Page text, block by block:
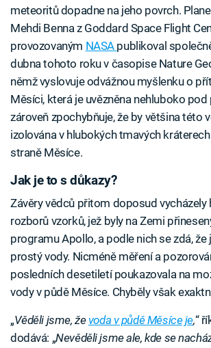
meteoritů dopadne na jeho povrch.
Mehdi Benna z Goddard Space Flight
provozovaným NASA publikoval
dubna tohoto roku v časopise Nature
němž vyslovuje odvážnou myšlenku o
Měsíci, která je uvězněna nehluboko
zároveň zpochybňuje, že by většina této
izolována v hlubokých tmavých
straně Měsíce.
Jak je to s důkazy?
Závěry vědců přitom doposud vycházely
rozborů vzorků, jež byly na Zemi
programu Apollo, a podle nich se zdá, že
prostý vody. Nicméně měření a
posledních desetiletí poukazovala na
vody v půdě Měsíce. Chyběly však
„Věděli jsme, že voda v půdě Měsíce je,“
dodává: „Nevěděli jsme ale, kde se